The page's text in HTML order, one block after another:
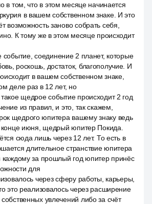
в том, что в этом месяце начинается
в вашем собственном знаке. И это
возможность заново собрать себя,
К тому же в этом месяце происходит
событие, соединение 2 планет, которые
роскошь, достаток, благополучие. И
в вашем собственном знаке,
деле раз в 12 лет, но
щедрое событие происходит 2 год
из правил, и это, так скажем,
щедрого юпитера вашему знаку ведь
конце июня, щедрый юпитер Покида.
сюда лишь через 12 лет. То есть в
длительное странствие юпитера
каждому за прошлый год юпитер принёс
для
через сферу работы, карьеры,
это реализовалось через расширение
увлечений либо за счёт